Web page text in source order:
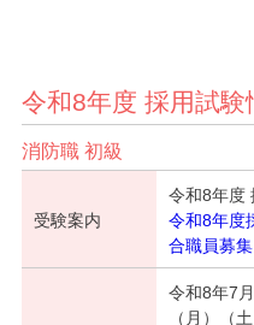
令和8年度 採用試験
消防職 初級
受験案内
令和8年度
令和8年度
合職員募
令和8年7
（月）（